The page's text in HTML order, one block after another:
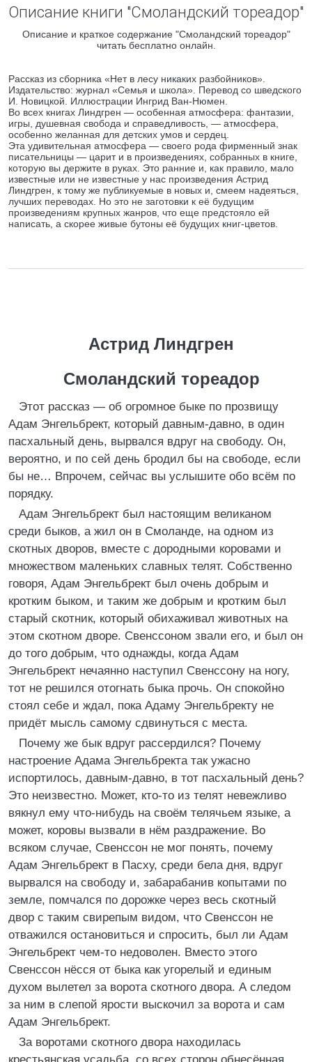
Описание книги "Смоландский тореадор"
Описание и краткое содержание "Смоландский тореадор"
читать бесплатно онлайн.
Рассказ из сборника «Нет в лесу никаких разбойников».
Издательство: журнал «Семья и школа». Перевод со шведского
И. Новицкой. Иллюстрации Ингрид Ван-Нюмен.
Во всех книгах Линдгрен — особенная атмосфера: фантазии,
игры, душевная свобода и справедливость, — атмосфера,
особенно желанная для детских умов и сердец.
Эта удивительная атмосфера — своего рода фирменный знак
писательницы — царит и в произведениях, собранных в книге,
которую вы держите в руках. Это ранние и, как правило, мало
известные или не известные у нас произведения Астрид
Линдгрен, к тому же публикуемые в новых и, смеем надеяться,
лучших переводах. Но это не заготовки к её будущим
произведениям крупных жанров, что еще предстояло ей
написать, а скорее живые бутоны её будущих книг-цветов.
Астрид Линдгрен
Смоландский тореадор
Этот рассказ — об огромное быке по прозвищу
Адам Энгельбрект, который давным-давно, в один
пасхальный день, вырвался вдруг на свободу. Он,
вероятно, и по сей день бродил бы на свободе, если
бы не… Впрочем, сейчас вы услышите обо всём по
порядку.
Адам Энгельбрект был настоящим великаном
среди быков, а жил он в Смоланде, на одном из
скотных дворов, вместе с дородными коровами и
множеством маленьких славных телят. Собственно
говоря, Адам Энгельбрект был очень добрым и
кротким быком, и таким же добрым и кротким был
старый скотник, который обихаживал животных на
этом скотном дворе. Свенссоном звали его, и был он
до того добрым, что однажды, когда Адам
Энгельбрект нечаянно наступил Свенссону на ногу,
тот не решился отогнать быка прочь. Он спокойно
стоял себе и ждал, пока Адаму Энгельбректу не
придёт мысль самому сдвинуться с места.
Почему же бык вдруг рассердился? Почему
настроение Адама Энгельбректа так ужасно
испортилось, давным-давно, в тот пасхальный день?
Это неизвестно. Может, кто-то из телят невежливо
вякнул ему что-нибудь на своём телячьем языке, а
может, коровы вызвали в нём раздражение. Во
всяком случае, Свенссон не мог понять, почему
Адам Энгельбрект в Пасху, среди бела дня, вдруг
вырвался на свободу и, забарабанив копытами по
земле, помчался по дорожке через весь скотный
двор с таким свирепым видом, что Свенссон не
отважился остановиться и спросить, был ли Адам
Энгельбрект чем-то недоволен. Вместо этого
Свенссон нёсся от быка как угорелый и единым
духом вылетел за ворота скотного двора. А следом
за ним в слепой ярости выскочил за ворота и сам
Адам Энгельбрект.
За воротами скотного двора находилась